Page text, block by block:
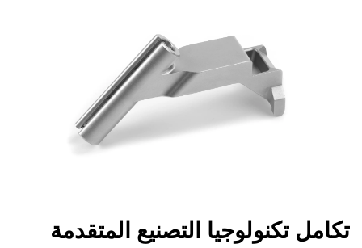
تكامل تكنولوجيا التصنيع المتقدمة